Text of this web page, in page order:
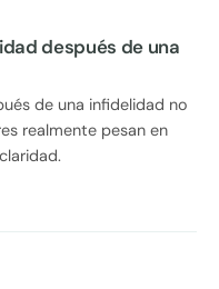
después de una
de una infidelidad no
realmente pesan en